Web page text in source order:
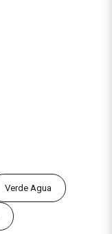
Verde Agua